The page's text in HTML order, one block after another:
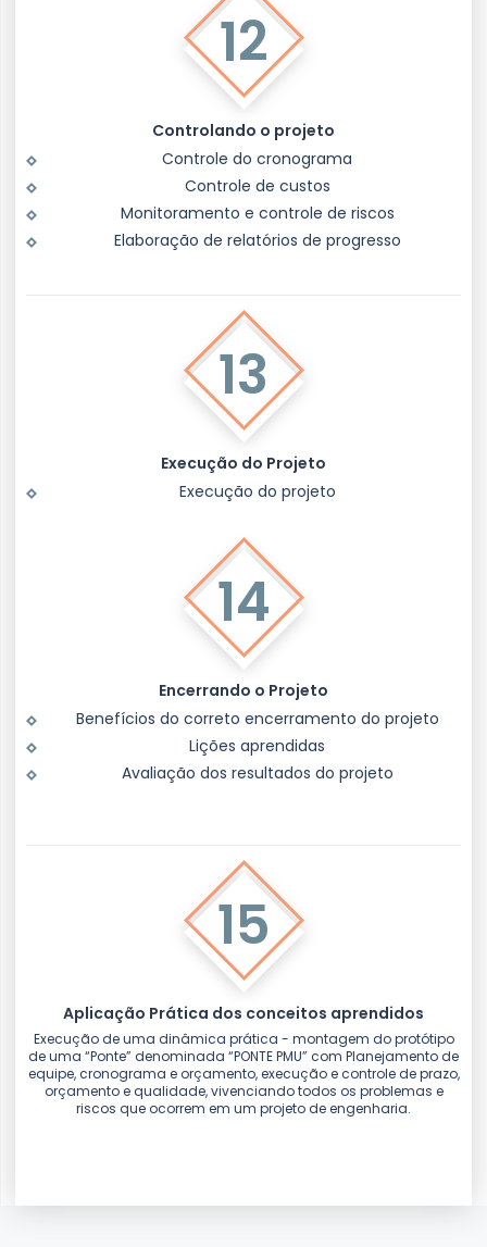
12
Controlando o projeto
Controle do cronograma
Controle de custos
Monitoramento e controle de riscos
Elaboração de relatórios de progresso
13
Execução do Projeto
Execução do projeto
14
Encerrando o Projeto
Benefícios do correto encerramento do projeto
Lições aprendidas
Avaliação dos resultados do projeto
15
Aplicação Prática dos conceitos aprendidos
Execução de uma dinâmica prática - montagem do protótipo
de uma “Ponte” denominada “PONTE PMU” com Planejamento de
equipe, cronograma e orçamento, execução e controle de prazo,
orçamento e qualidade, vivenciando todos os problemas e
riscos que ocorrem em um projeto de engenharia.